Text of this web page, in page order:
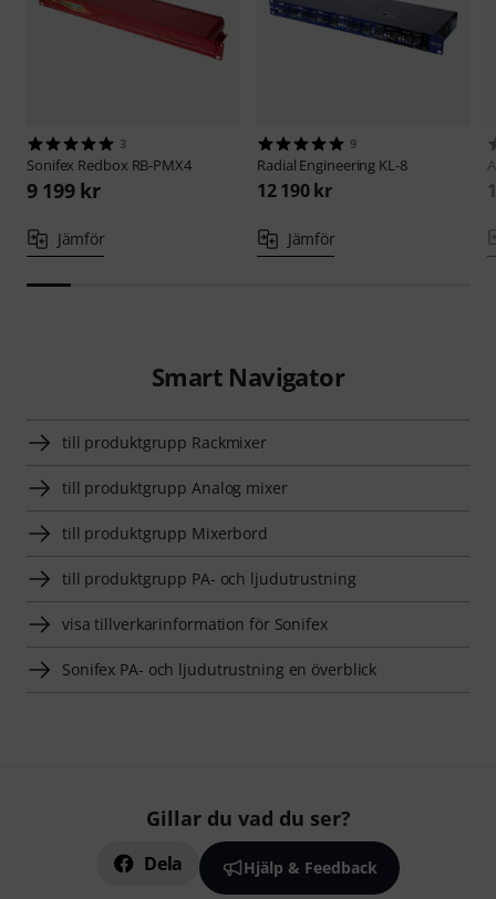
3
Sonifex Redbox RB-PMX4
9 199 kr
Jämför
9
Radial Engineering KL-8
12 190 kr
Jämför
Smart Navigator
till produktgrupp Rackmixer
till produktgrupp Analog mixer
till produktgrupp Mixerbord
till produktgrupp PA- och ljudutrustning
visa tillverkarinformation för Sonifex
Sonifex PA- och ljudutrustning en överblick
Gillar du vad du ser?
Dela Hjälp & Feedback